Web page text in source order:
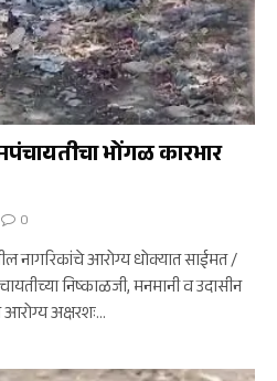
भोंगळ कारभार
0
नागरिकांचे आरोग्य धोक्यात साईमत /
निष्काळजी, मनमानी व उदासीन
अक्षरशः…